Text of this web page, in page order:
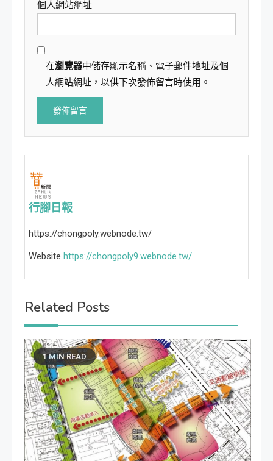
個人網站網址
在瀏覽器中儲存顯示名稱、電子郵件地址及個
人網站網址，以供下次發佈留言時使用。
行腳日報
https://chongpoly.webnode.tw/
Website https://chongpoly9.webnode.tw/
Related Posts
1 MIN READ